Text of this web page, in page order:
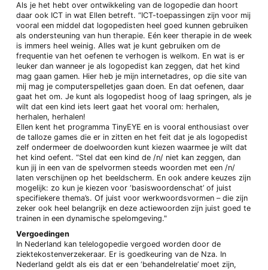
Als je het hebt over ontwikkeling van de logopedie dan hoort
daar ook ICT in wat Ellen betreft. “ICT-toepassingen zijn voor mij
vooral een middel dat logopedisten heel goed kunnen gebruiken
als ondersteuning van hun therapie. Eén keer therapie in de week
is immers heel weinig. Alles wat je kunt gebruiken om de
frequentie van het oefenen te verhogen is welkom. En wat is er
leuker dan wanneer je als logopedist kan zeggen, dat het kind
mag gaan gamen. Hier heb je mijn internetadres, op die site van
mij mag je computerspelletjes gaan doen. En dat oefenen, daar
gaat het om. Je kunt als logopedist hoog of laag springen, als je
wilt dat een kind iets leert gaat het vooral om: herhalen,
herhalen, herhalen!
Ellen kent het programma TinyEYE en is vooral enthousiast over
de talloze games die er in zitten en het feit dat je als logopedist
zelf ondermeer de doelwoorden kunt kiezen waarmee je wilt dat
het kind oefent. “Stel dat een kind de /n/ niet kan zeggen, dan
kun jij in een van de spelvormen steeds woorden met een /n/
laten verschijnen op het beeldscherm. En ook andere keuzes zijn
mogelijk: zo kun je kiezen voor ‘basiswoordenschat’ of juist
specifiekere thema’s. Of juist voor werkwoordsvormen – die zijn
zeker ook heel belangrijk en deze actiewoorden zijn juist goed te
trainen in een dynamische spelomgeving."
Vergoedingen
In Nederland kan telelogopedie vergoed worden door de
ziektekostenverzekeraar. Er is goedkeuring van de Nza. In
Nederland geldt als eis dat er een ‘behandelrelatie’ moet zijn,